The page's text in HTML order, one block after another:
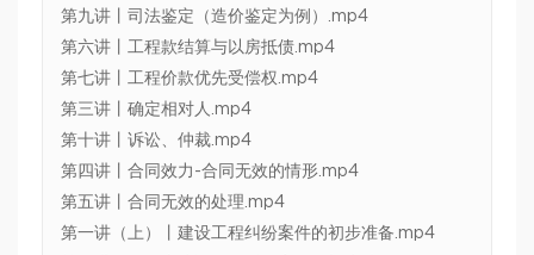
第九讲丨司法鉴定（造价鉴定为例）.mp4
第六讲丨工程款结算与以房抵债.mp4
第七讲丨工程价款优先受偿权.mp4
第三讲丨确定相对人.mp4
第十讲丨诉讼、仲裁.mp4
第四讲丨合同效力-合同无效的情形.mp4
第五讲丨合同无效的处理.mp4
第一讲（上）丨建设工程纠纷案件的初步准备.mp4